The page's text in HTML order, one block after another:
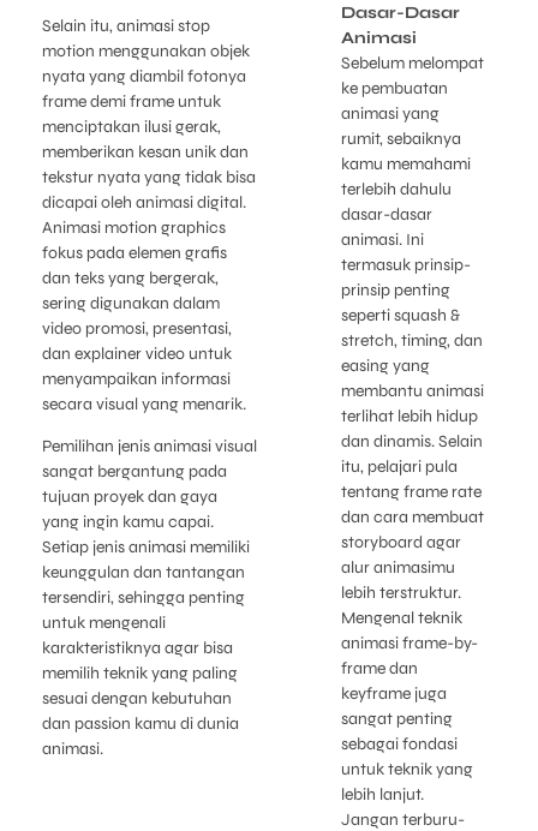
Selain itu, animasi stop
motion menggunakan objek
nyata yang diambil fotonya
frame demi frame untuk
menciptakan ilusi gerak,
memberikan kesan unik dan
tekstur nyata yang tidak bisa
dicapai oleh animasi digital.
Animasi motion graphics
fokus pada elemen grafis
dan teks yang bergerak,
sering digunakan dalam
video promosi, presentasi,
dan explainer video untuk
menyampaikan informasi
secara visual yang menarik.
Pemilihan jenis animasi visual
sangat bergantung pada
tujuan proyek dan gaya
yang ingin kamu capai.
Setiap jenis animasi memiliki
keunggulan dan tantangan
tersendiri, sehingga penting
untuk mengenali
karakteristiknya agar bisa
memilih teknik yang paling
sesuai dengan kebutuhan
dan passion kamu di dunia
animasi.
Dasar-Dasar
Animasi
Sebelum melompat
ke pembuatan
animasi yang
rumit, sebaiknya
kamu memahami
terlebih dahulu
dasar-dasar
animasi. Ini
termasuk prinsip-
prinsip penting
seperti squash &
stretch, timing, dan
easing yang
membantu animasi
terlihat lebih hidup
dan dinamis. Selain
itu, pelajari pula
tentang frame rate
dan cara membuat
storyboard agar
alur animasimu
lebih terstruktur.
Mengenal teknik
animasi frame-by-
frame dan
keyframe juga
sangat penting
sebagai fondasi
untuk teknik yang
lebih lanjut.
Jangan terburu-